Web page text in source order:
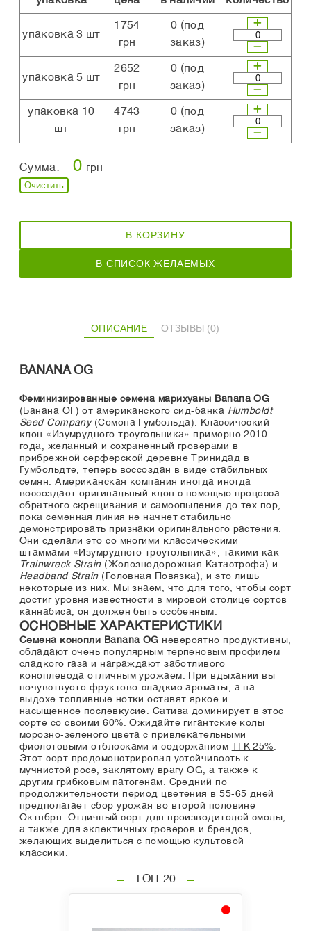
упаковка 3 шт
1754
грн
0 (под
заказ)
упаковка 5 шт
2652
грн
0 (под
заказ)
упаковка 10
шт
4743
грн
0 (под
заказ)
Сумма: 0 грн
Очистить
В КОРЗИНУ
В СПИСОК ЖЕЛАЕМЫХ
ОПИСАНИЕ ОТЗЫВЫ (0)
BANANA OG
Феминизированные семена марихуаны Banana OG
(Банана ОГ) от американского сид-банка Humboldt
Seed Company(Семена Гумбольда). Классический
клон «Изумрудного треугольника» примерно 2010
года, желанный и сохраненный гроверами в
прибрежной серферской деревне Тринидад в
Гумбольдте, теперь воссоздан в виде стабильных
семян. Американская компания иногда иногда
воссоздает оригинальный клон с помощью процесса
обратного скрещивания и самоопыления до тех пор,
пока семенная линия не начнет стабильно
демонстрировать признаки оригинального растения.
Они сделали это со многими классическими
штаммами «Изумрудного треугольника», такими как
Trainwreck Strain(Железнодорожная Катастрофа) и
Headband Strain(Головная Повязка), и это лишь
некоторые из них. Мы знаем, что для того, чтобы сорт
достиг уровня известности в мировой столице сортов
каннабиса, он должен быть особенным.
ОСНОВНЫЕ ХАРАКТЕРИСТИКИ
Семена конопли Banana OG невероятно продуктивны,
обладают очень популярным терпеновым профилем
сладкого газа и награждают заботливого
коноплевода отличным урожаем. При вдыхании вы
почувствуете фруктово-сладкие ароматы, а на
выдохе топливные нотки оставят яркое и
насыщенное послевкусие. Сатива доминирует в этос
сорте со своими 60%. Ожидайте гигантские колы
морозно-зеленого цвета с привлекательными
фиолетовыми отблесками и содержанием
ТГК 25%.
Этот сорт продемонстрировал устойчивость к
мучнистой росе, заклятому врагу OG, а также к
другим грибковым патогенам. Средний по
продолжительности период цветения в 55-65 дней
предполагает сбор урожая во второй половине
Октября. Отличный сорт для производителей смолы,
а также для эклектичных гроверов и брендов,
желающих выделиться с помощью культовой
классики.
ТОП 20